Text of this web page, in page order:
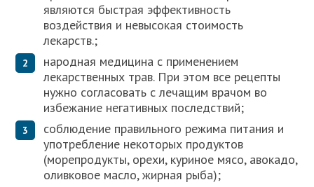
являются быстрая эффективность
воздействия и невысокая стоимость
лекарств.;
народная медицина с применением
лекарственных трав. При этом все рецепты
нужно согласовать с лечащим врачом во
избежание негативных последствий;
соблюдение правильного режима питания и
употребление некоторых продуктов
(морепродукты, орехи, куриное мясо, авокадо,
оливковое масло, жирная рыба);